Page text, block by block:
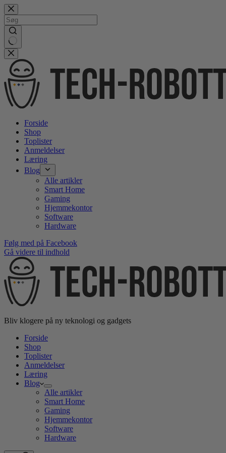
Gå
videre
til
indhold
No
results
Forside
Shop
Toplister
Anmeldelser
Læring
Blog
Alle artikler
Smart Home
Gaming
Hjemmekontor
Software
Hardware
Følg med på Facebook
Gå videre til indhold
Bliv klogere på ny teknologi og gadgets
Forside
Shop
Toplister
Anmeldelser
Læring
Blog
Alle artikler
Smart Home
Gaming
Hjemmekontor
Software
Hardware